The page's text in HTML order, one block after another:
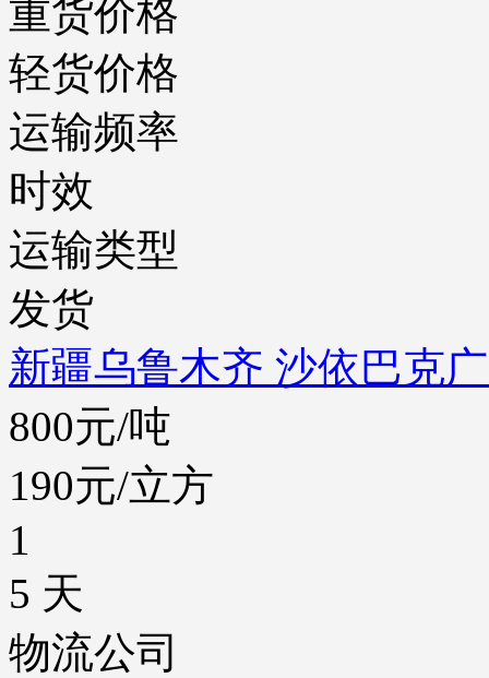
重货价格
轻货价格
运输频率
时效
运输类型
发货
新疆乌鲁木齐 沙依巴克
800元/吨
190元/立方
1
5 天
物流公司